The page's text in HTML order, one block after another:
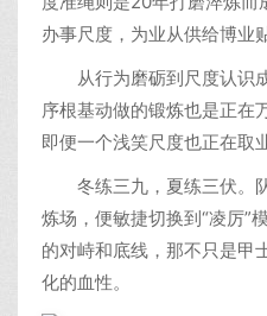
办事尺度，为业从供给博业
从行为磨砺到尺度认识
序根基动做的锻炼也是正在
即便一个浅笑尺度也正在取
冬练三九，夏练三伏。
炼场，便敏捷切换到“凌厉”
的对峙和底线，那不只是甲
化的血性。